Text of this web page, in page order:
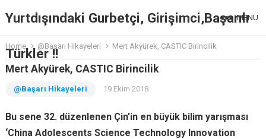
Yurtdışındaki Gurbetçi, Girişimci,Başarılı
Türkler !!
MENU
Home @Başarı Hikayeleri Mert Akyürek, CASTIC Birincilik
Mert Akyürek, CASTIC Birincilik
@Başarı Hikayeleri 19 Ekim 2018
Bu sene 32. düzenlenen Çin’in en büyük bilim yarışması
‘China Adolescents Science Technology Innovation